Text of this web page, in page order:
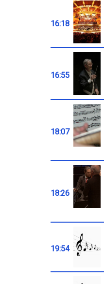
16:18
16:55
18:07
18:26
19:54